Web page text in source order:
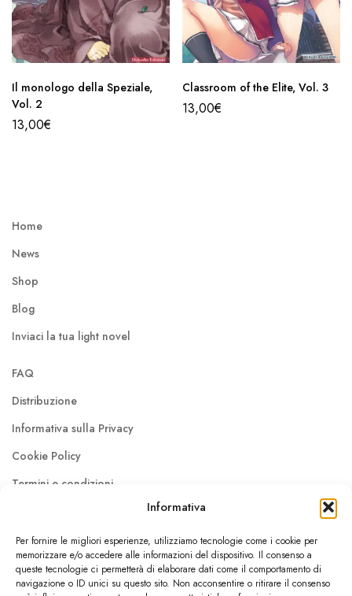
Informativa
Per fornire le migliori esperienze, utilizziamo tecnologie come i cookie per
memorizzare e/o accedere alle informazioni del dispositivo. Il consenso a
queste tecnologie ci permetterà di elaborare dati come il comportamento di
navigazione o ID unici su questo sito. Non acconsentire o ritirare il consenso
Il monologo della Speziale,
Vol. 2
13,00€
Classroom of the Elite, Vol. 3
13,00€
Home
News
Shop
Blog
Inviaci la tua light novel
FAQ
Distribuzione
Informativa sulla Privacy
Cookie Policy
Termini e condizioni
Contattaci
Lavora con noi